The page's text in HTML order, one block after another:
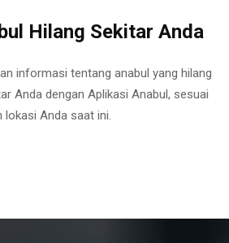
Hilang Sekitar Anda
informasi tentang anabul yang hilang
Anda dengan Aplikasi Anabul, sesuai
lokasi Anda saat ini.